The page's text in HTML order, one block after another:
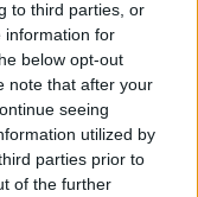
to third parties, or
information for
below opt-out
note that after your
seeing
utilized by
parties prior to
of the further